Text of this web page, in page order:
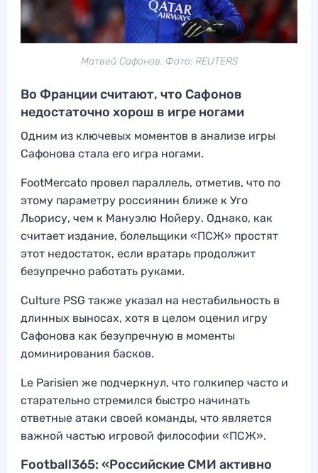
Матвей Сафонов. Фото: REUTERS
Во Франции считают, что Сафонов
недостаточно хорош в игре ногами
Одним из ключевых моментов в анализе игры
Сафонова стала его игра ногами.
FootMercato провел параллель, отметив, что по
этому параметру россиянин ближе к Уго
Льорису, чем к Мануэлю Нойеру. Однако, как
считает издание, болельщики «ПСЖ» простят
этот недостаток, если вратарь продолжит
безупречно работать руками.
Culture PSG также указал на нестабильность в
длинных выносах, хотя в целом оценил игру
Сафонова как безупречную в моменты
доминирования басков.
Le Parisien же подчеркнул, что голкипер часто и
старательно стремился быстро начинать
ответные атаки своей команды, что является
важной частью игровой философии «ПСЖ».
Football365: «Российские СМИ активно